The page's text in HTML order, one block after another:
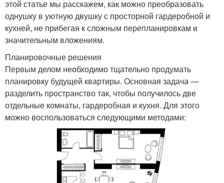
этой статье мы расскажем, как можно преобразовать
однушку в уютную двушку с просторной гардеробной и
кухней, не прибегая к сложным перепланировкам и
значительным вложениям.
Планировочные решения
Первым делом необходимо тщательно продумать
планировку будущей квартиры. Основная задача —
разделить пространство так, чтобы получилось две
отдельные комнаты, гардеробная и кухня. Для этого
можно воспользоваться следующими методами: